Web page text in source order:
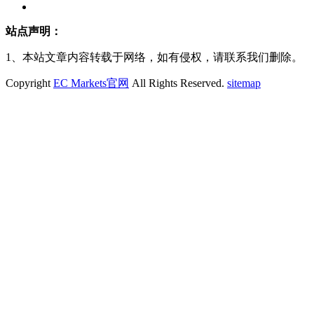
站点声明：
1、本站文章内容转载于网络，如有侵权，请联系我们删除。
Copyright EC Markets官网 All Rights Reserved. sitemap